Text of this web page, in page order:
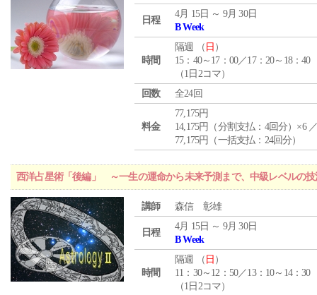
日程
4月 15日 ～ 9月 30日
B Week
時間
隔週 （ 日 ）
15：40～17：00／17：20～18：40
（1日2コマ）
回数
全24回
料金
77,175円
14,175円（分割支払：4回分）×6
77,175円（一括支払：24回分）
西洋占星術「後編」 ～一生の運命から未来予測まで、中級レベルの技
講師 森信 彰雄
日程
4月 15日 ～ 9月 30日
B Week
時間
隔週 （ 日 ）
11：30～12：50／13：10～14：30
（1日2コマ）